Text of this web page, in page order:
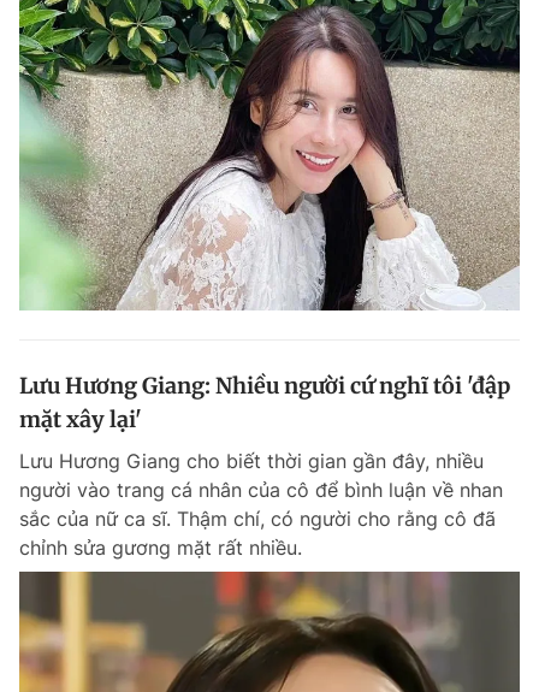
Tổng biên tập: Nguyễn Ngọc Toàn
Phó tổng biên tập thường trực: Hải Thành
Phó tổng biên tập: Lâm Hiếu Dũng
Phó tổng biên tập: Trần Việt Hưng
Tổng thư ký tòa soạn: Đức Trung
Giấy phép xuất bản số 110/GP - BTTTT cấp ngày 24.3.2020
© 2003-2026 Bản quyền thuộc về Báo Thanh Niên. Cấm sao chép
dưới mọi hình thức nếu không có sự chấp thuận bằng văn bản.
Phát triển bởi ePi Technologies, JSC.
Lưu Hương Giang: Nhiều người cứ nghĩ tôi 'đập
mặt xây lại'
Lưu Hương Giang cho biết thời gian gần đây, nhiều
người vào trang cá nhân của cô để bình luận về nhan
sắc của nữ ca sĩ. Thậm chí, có người cho rằng cô đã
chỉnh sửa gương mặt rất nhiều.